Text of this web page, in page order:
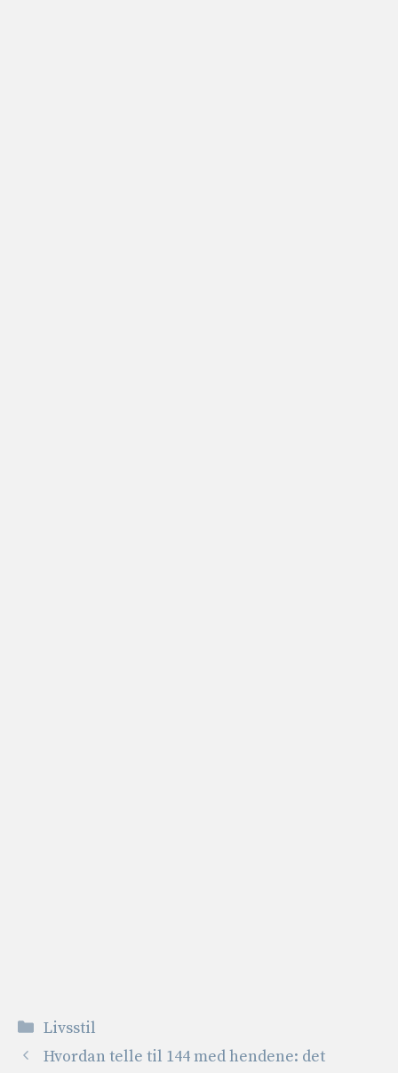
Kategorier
Livsstil
Hvordan telle til 144 med hendene: det